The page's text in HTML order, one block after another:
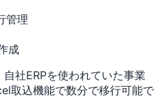
管理
成
社ERPを使われていた事業
取込機能で数分で移行可能で